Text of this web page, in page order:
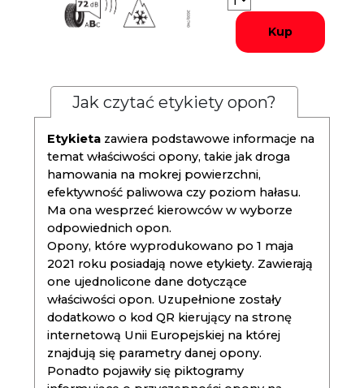
Kup
Jak czytać etykiety opon?
Etykieta zawiera podstawowe informacje na
temat właściwości opony, takie jak droga
hamowania na mokrej powierzchni,
efektywność paliwowa czy poziom hałasu.
Ma ona wesprzeć kierowców w wyborze
odpowiednich opon.
Opony, które wyprodukowano po 1 maja
2021 roku posiadają nowe etykiety. Zawierają
one ujednolicone dane dotyczące
właściwości opon. Uzupełnione zostały
dodatkowo o kod QR kierujący na stronę
internetową Unii Europejskiej na której
znajdują się parametry danej opony.
Ponadto pojawiły się piktogramy